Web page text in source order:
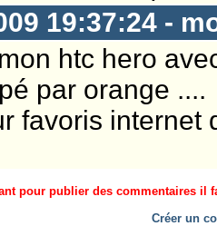
19:37:24 -
htc hero
par orange ....
favoris internet
pour publier des commentaires il
Créer un